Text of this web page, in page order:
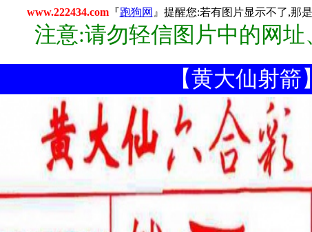
www.222434.com『跑狗网 』提醒您:若有图片显示不了,那
注意:请勿轻信图片中的网址
【黄大仙射箭】